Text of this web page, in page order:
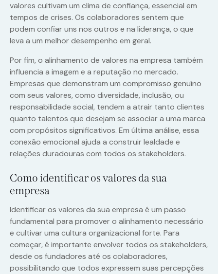
valores cultivam um clima de confiança, essencial em
tempos de crises. Os colaboradores sentem que
podem confiar uns nos outros e na liderança, o que
leva a um melhor desempenho em geral.
Por fim, o alinhamento de valores na empresa também
influencia a imagem e a reputação no mercado.
Empresas que demonstram um compromisso genuíno
com seus valores, como diversidade, inclusão, ou
responsabilidade social, tendem a atrair tanto clientes
quanto talentos que desejam se associar a uma marca
com propósitos significativos. Em última análise, essa
conexão emocional ajuda a construir lealdade e
relações duradouras com todos os stakeholders.
Como identificar os valores da sua
empresa
Identificar os valores da sua empresa é um passo
fundamental para promover o alinhamento necessário
e cultivar uma cultura organizacional forte. Para
começar, é importante envolver todos os stakeholders,
desde os fundadores até os colaboradores,
possibilitando que todos expressem suas percepções